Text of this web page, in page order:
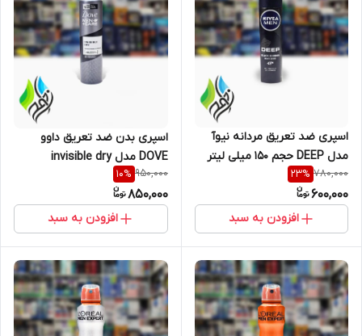
اسپری ضد تعریق مردانه نیوآ
مدل DEEP حجم 150 میلی لیتر
780,000
23%
600,000
افزودن به سبد
اسپری بدن ضد تعریق داوو
DOVE مدل invisible dry
950,000
10%
850,000
افزودن به سبد